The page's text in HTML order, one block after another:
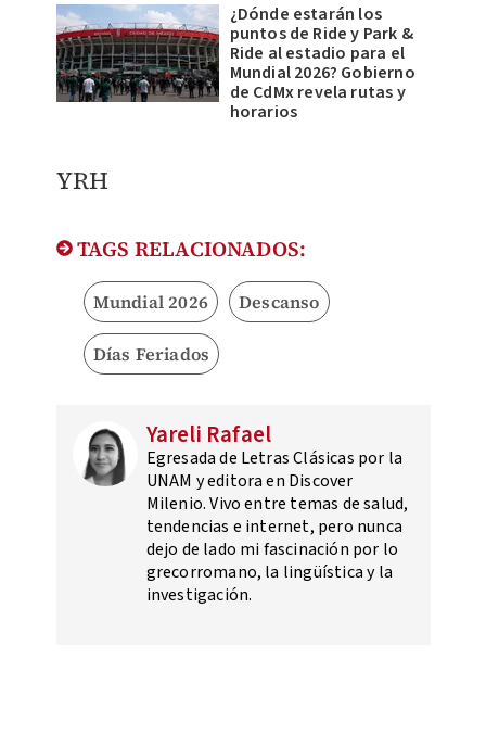
¿Dónde estarán los
puntos de Ride y Park &
Ride al estadio para el
Mundial 2026? Gobierno
de CdMx revela rutas y
horarios
YRH
TAGS RELACIONADOS:
Mundial 2026 Descanso
Días Feriados
Yareli Rafael
Egresada de Letras Clásicas por la
UNAM y editora en Discover
Milenio. Vivo entre temas de salud,
tendencias e internet, pero nunca
dejo de lado mi fascinación por lo
grecorromano, la lingüística y la
investigación.